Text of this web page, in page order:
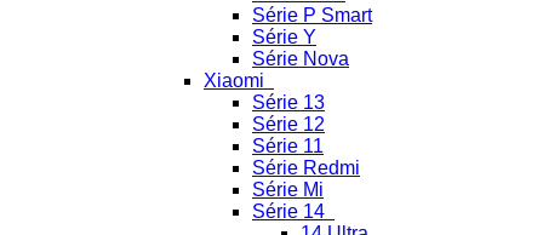
Série P Smart
Série Y
Série Nova
Xiaomi
Série 13
Série 12
Série 11
Série Redmi
Série Mi
Série 14